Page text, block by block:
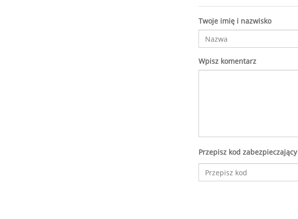
Twoje imię i nazwisko
Wpisz komentarz
Przepisz kod zabezpieczający